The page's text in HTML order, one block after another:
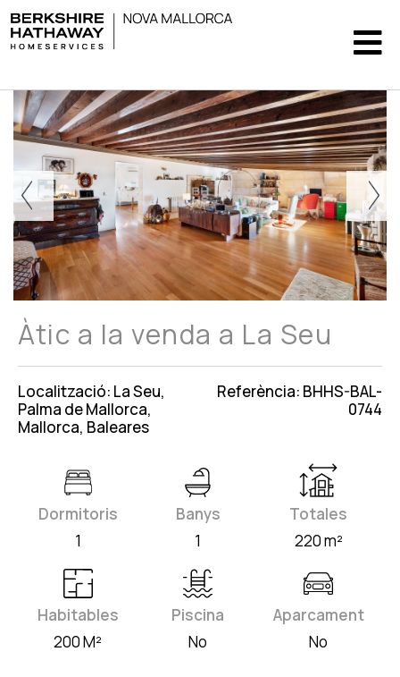
Àtic a la venda a La Seu
Localització: La Seu,
Palma de Mallorca,
Mallorca, Baleares
Referència: BHHS-BAL-
0744
Dormitoris
1
Banys
1
Totales
220 m²
Habitables
200 M²
Piscina
No
Aparcament
No